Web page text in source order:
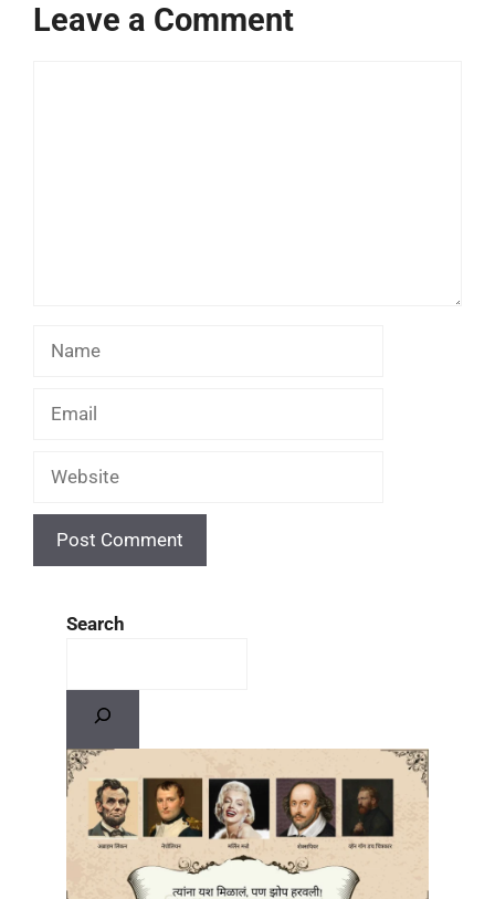
Leave a Comment
Search